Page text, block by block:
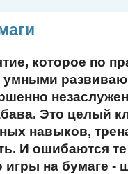
которое по
умными
Это целый
навыков,
И ошибаются
игры на бумаге -